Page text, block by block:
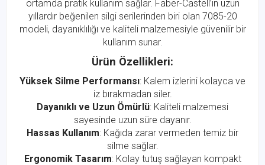
ortamda pratik kullanım sağlar. Faber-Castell’in uzun
yıllardır beğenilen silgi serilerinden biri olan 7085-20
modeli, dayanıklılığı ve kaliteli malzemesiyle güvenilir bir
kullanım sunar.
Ürün Özellikleri:
Yüksek Silme Performansı: Kalem izlerini kolayca ve
iz bırakmadan siler.
Dayanıklı ve Uzun Ömürlü: Kaliteli malzemesi
sayesinde uzun süre dayanır.
Hassas Kullanım: Kağıda zarar vermeden temiz bir
silme sağlar.
Ergonomik Tasarım: Kolay tutuş sağlayan kompakt